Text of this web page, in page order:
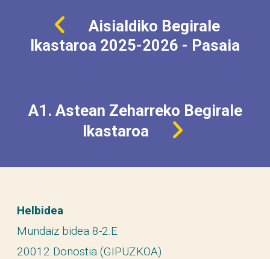
Aisialdiko Begirale
Ikastaroa 2025-2026 - Pasaia
A1. Astean Zeharreko Begirale
Ikastaroa
Helbidea
Mundaiz bidea 8-2.E
20012 Donostia (GIPUZKOA)